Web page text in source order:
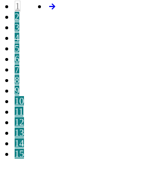
1
2
3
4
5
6
7
8
9
10
11
12
13
14
15